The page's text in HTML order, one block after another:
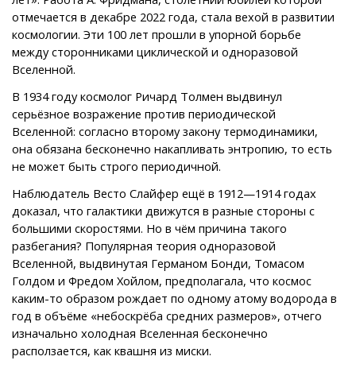
отмечается в декабре 2022 года, стала вехой в развитии
космологии. Эти 100 лет прошли в упорной борьбе
между сторонниками циклической и одноразовой
Вселенной.
В 1934 году космолог Ричард Толмен выдвинул
серьёзное возражение против периодической
Вселенной: согласно второму закону термодинамики,
она обязана бесконечно накапливать энтропию, то есть
не может быть строго периодичной.
Наблюдатель Весто Слайфер ещё в 1912—1914 годах
доказал, что галактики движутся в разные стороны с
большими скоростями. Но в чём причина такого
разбегания? Популярная теория одноразовой
Вселенной, выдвинутая Германом Бонди, Томасом
Голдом и Фредом Хойлом, предполагала, что космос
каким-то образом рождает по одному атому водорода в
год в объёме «небоскрёба средних размеров», отчего
изначально холодная Вселенная бесконечно
расползается, как квашня из миски.